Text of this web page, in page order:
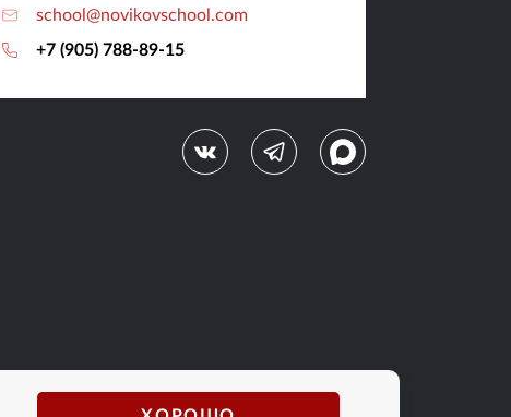
school@novikovschool.com
+7 (905) 788-89-15